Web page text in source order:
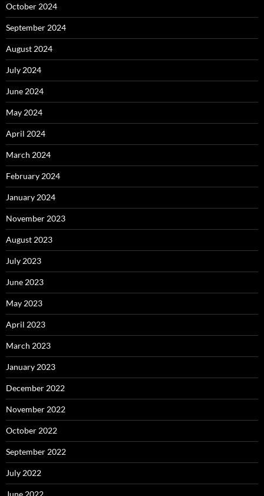
October 2024
September 2024
August 2024
July 2024
June 2024
May 2024
April 2024
March 2024
February 2024
January 2024
November 2023
August 2023
July 2023
June 2023
May 2023
April 2023
March 2023
January 2023
December 2022
November 2022
October 2022
September 2022
July 2022
June 2022